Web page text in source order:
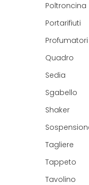
Poltroncina
Portarifiuti
Profumatori
Quadro
Sedia
Sgabello
Shaker
Tagliere
Tappeto
Tavolino